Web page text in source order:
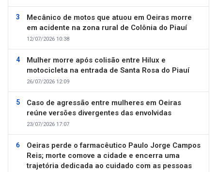
Mecânico de motos que atuou em Oeiras morre
em acidente na zona rural de Colônia do Piauí
12/07/2026 10:38
Mulher morre após colisão entre Hilux e
motocicleta na entrada de Santa Rosa do Piauí
26/07/2026 12:09
Caso de agressão entre mulheres em Oeiras
reúne versões divergentes das envolvidas
23/07/2026 17:07
Oeiras perde o farmacêutico Paulo Jorge Campos
Reis; morte comove a cidade e encerra uma
trajetória dedicada ao cuidado com as pessoas